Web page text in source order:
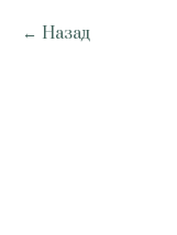
Назад